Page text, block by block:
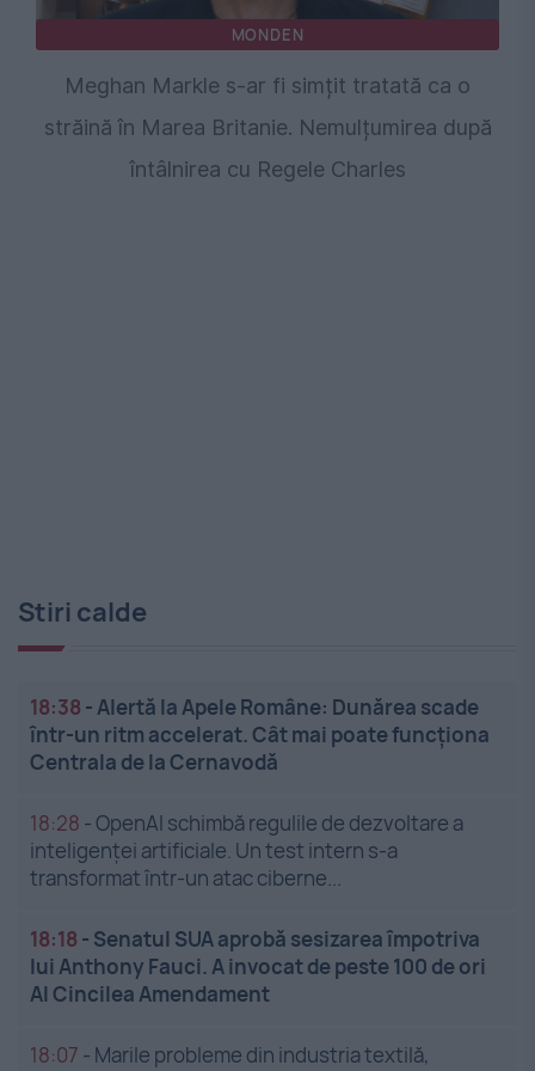
MONDEN
Meghan Markle s-ar fi simțit tratată ca o
străină în Marea Britanie. Nemulțumirea după
întâlnirea cu Regele Charles
Stiri calde
18:38 -Alertă la Apele Române: Dunărea scade
într-un ritm accelerat. Cât mai poate funcționa
Centrala de la Cernavodă
18:28 -OpenAI schimbă regulile de dezvoltare a
inteligenței artificiale. Un test intern s-a
transformat într-un atac ciberne...
18:18 - Senatul SUA aprobă sesizarea împotriva
lui Anthony Fauci. A invocat de peste 100 de ori
Al Cincilea Amendament
18:07 - Marile probleme din industria textilă,